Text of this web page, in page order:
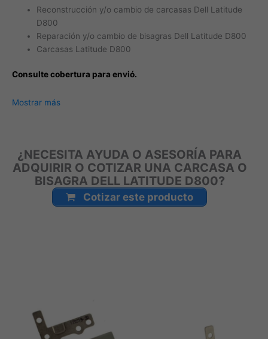
Reconstrucción y/o cambio de carcasas Dell Latitude
D800
Reparación y/o cambio de bisagras Dell Latitude D800
Carcasas Latitude D800
Consulte cobertura para envió.
Leticia, Medellín, Arauca, Barranquilla, Cartagena, Tunja,
Armenia, Pereira, San Andrés, Bucaramanga, Sincelejo,
Ibagué, Cali, Mitú, Puerto Carreño.
Mostrar más
¿NECESITA AYUDA O ASESORÍA PARA
ADQUIRIR O COTIZAR UNA CARCASA O
BISAGRA DELL LATITUDE D800?
Cotizar este producto